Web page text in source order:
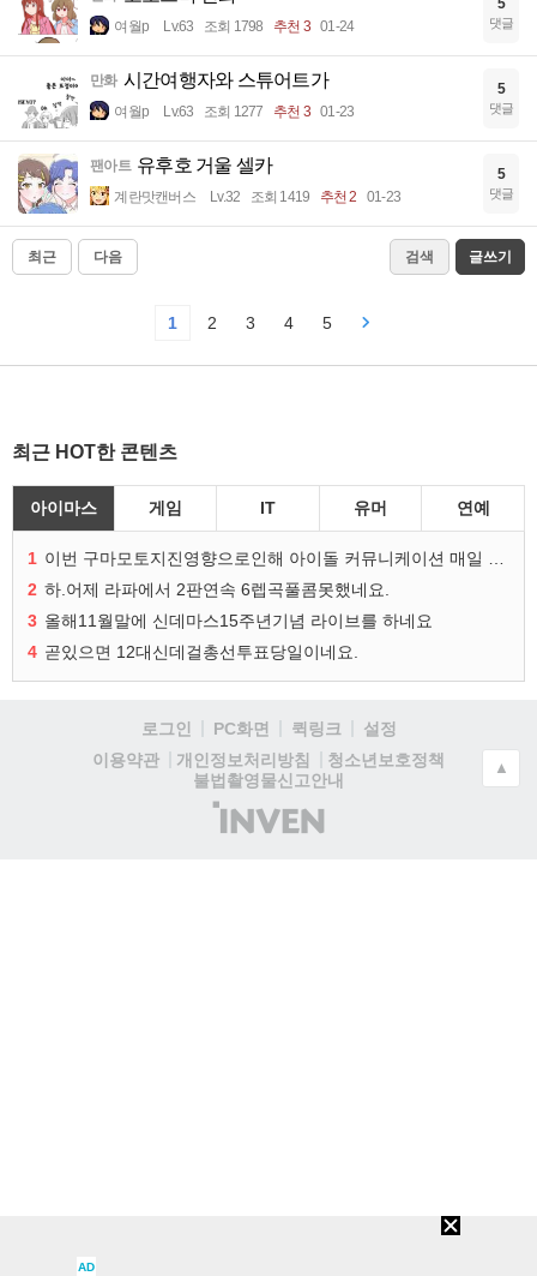
여월p Lv.63 조회 1798 추천 3 01-24
5
댓글
만화 시간여행자와 스튜어트가
여월p Lv.63 조회 1277 추천 3 01-23
5
댓글
팬아트 유후호 거울 셀카
계란맛캔버스 Lv.32 조회 1419 추천 2 01-23
5
댓글
최근 다음 검색 글쓰기
1 2 3 4 5
최근 HOT한 콘텐츠
아이마스 게임 IT 유머 연예
1
2 하.어제 라파에서 2판연속 6렙곡풀콤못했네요.
3 올해11월말에 신데마스15주년기념 라이브를 하네요
4 곧있으면 12대신데걸총선투표당일이네요.
로그인 PC화면 퀵링크
설정
이용약관
개인정보처리방침
청소년보호정책
불법촬영물신고안내
(주)
인
▲
AD